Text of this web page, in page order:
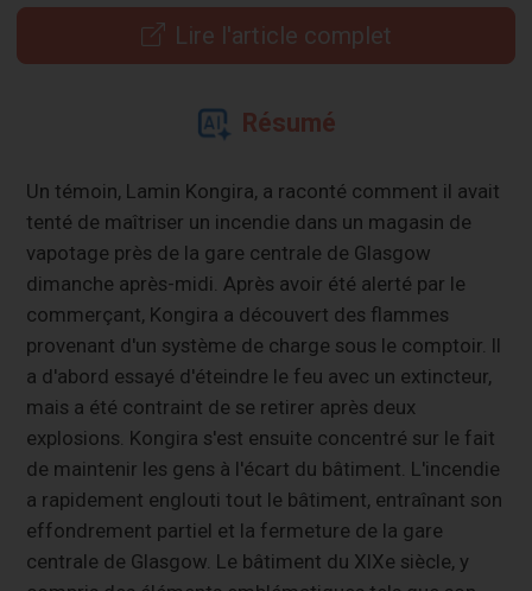
Lire l'article complet
Résumé
Un témoin, Lamin Kongira, a raconté comment il avait
tenté de maîtriser un incendie dans un magasin de
vapotage près de la gare centrale de Glasgow
dimanche après-midi. Après avoir été alerté par le
commerçant, Kongira a découvert des flammes
provenant d'un système de charge sous le comptoir. Il
a d'abord essayé d'éteindre le feu avec un extincteur,
mais a été contraint de se retirer après deux
explosions. Kongira s'est ensuite concentré sur le fait
de maintenir les gens à l'écart du bâtiment. L'incendie
a rapidement englouti tout le bâtiment, entraînant son
effondrement partiel et la fermeture de la gare
centrale de Glasgow. Le bâtiment du XIXe siècle, y